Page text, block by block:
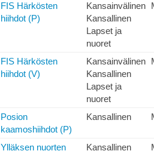
FIS Härkösten
hiihdot (P)
Kansainvälinen
Kansallinen
Lapset ja
nuoret
FIS Härkösten
hiihdot (V)
Kansainvälinen
Kansallinen
Lapset ja
nuoret
Posion
kaamoshiihdot (P)
Kansallinen
Ylläksen nuorten
Kansallinen